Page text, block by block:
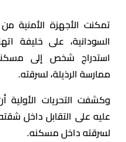
تمكنت الأجهزة الأمنية
السودانية، على خليفة
استدراج شخص إلى
ممارسة الرذيلة، لسرقته.
وكشفت التحريات
عليه على التقابل داخل
لسرقته داخل مسكنه.